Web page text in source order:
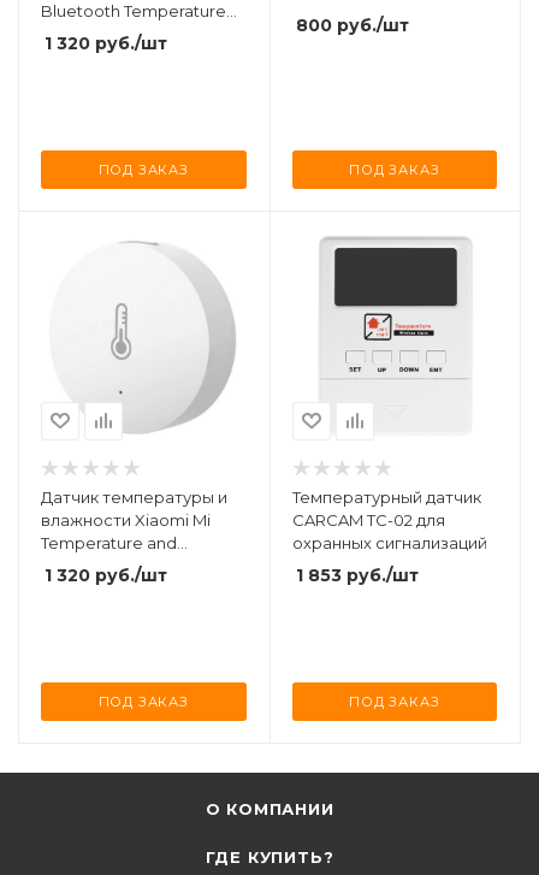
Bluetooth Temperature
Humidity Sensor LCD
Screen
1 320 руб./шт
ПОД ЗАКАЗ
800руб./шт
ПОД ЗАКАЗ
Датчик температуры и
влажности Xiaomi Mi
Temperature and
Humidity Sensor
1 320 руб./шт
ПОД ЗАКАЗ
Температурный датчик
CARCAM TC-02 для
охранных сигнализаций
1 853руб./шт
ПОД ЗАКАЗ
О КОМПАНИИ
ГДЕ КУПИТЬ?